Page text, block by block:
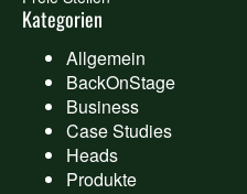
Kategorien
Allgemein
BackOnStage
Business
Case Studies
Heads
Produkte